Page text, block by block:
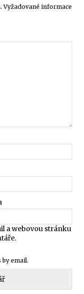
Vyžadované informace
a webovou stránku
email.